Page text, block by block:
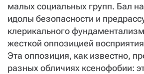
малых социальных групп. Бал
идолы безопасности и
клерикального
жесткой оппозицией
Эта оппозиция, как известно,
разных обличиях ксенофобии: